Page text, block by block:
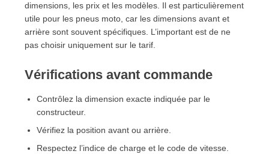
dimensions, les prix et les modèles. Il est particulièrement
utile pour les pneus moto, car les dimensions avant et
arrière sont souvent spécifiques. L’important est de ne
pas choisir uniquement sur le tarif.
Vérifications avant commande
Contrôlez la dimension exacte indiquée par le
constructeur.
Vérifiez la position avant ou arrière.
Respectez l’indice de charge et le code de vitesse.